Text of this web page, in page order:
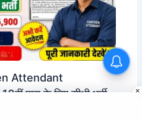
Attendant
पास के लिए सीधी भर्ती,
Tourism Department
| 12वीं पास भर्ती